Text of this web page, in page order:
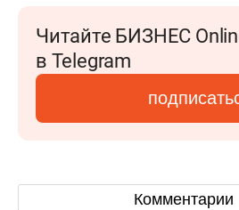
Читайте БИЗНЕС
в Telegram
Комментарии